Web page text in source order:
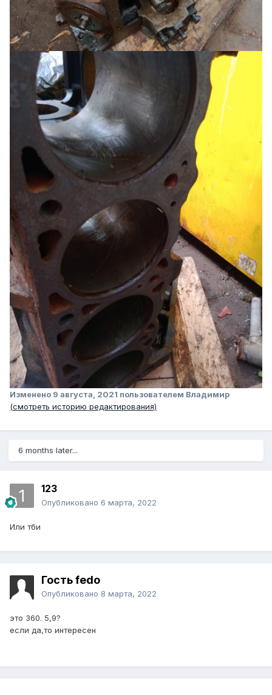
Изменено 9 августа, 2021 пользователем Bладимир
(смотреть историю редактирования)
6 months later...
123
Опубликовано 6 марта, 2022
Или тби
Гость fedo
Опубликовано 8 марта, 2022
это 360. 5,9?
если да,то интересен